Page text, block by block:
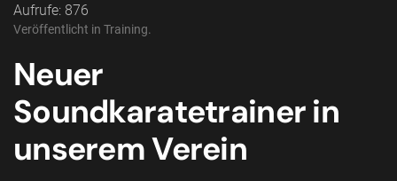
Aufrufe: 876
Veröffentlicht in Training.
Neuer
Soundkaratetrainer in
unserem Verein